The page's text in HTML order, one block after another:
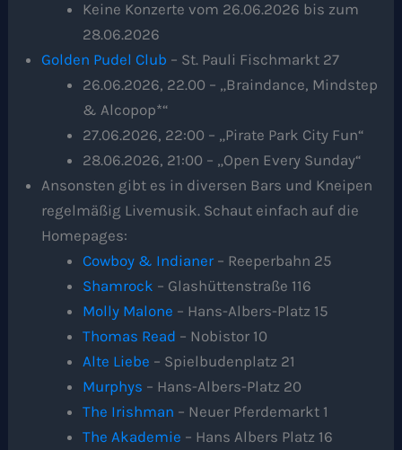
Keine Konzerte vom 26.06.2026 bis zum
28.06.2026
Golden Pudel Club – St. Pauli Fischmarkt 27
26.06.2026, 22.00 – „Braindance, Mindstep
& Alcopop*“
27.06.2026, 22:00 – „Pirate Park City Fun“
28.06.2026, 21:00 – „Open Every Sunday“
Ansonsten gibt es in diversen Bars und Kneipen
regelmäßig Livemusik. Schaut einfach auf die
Homepages:
Cowboy & Indianer– Reeperbahn 25
Shamrock – Glashüttenstraße 116
Molly Malone – Hans-Albers-Platz 15
Thomas Read – Nobistor 10
Alte Liebe – Spielbudenplatz 21
Murphys – Hans-Albers-Platz 20
The Irishman – Neuer Pferdemarkt 1
The Akademie – Hans Albers Platz 16